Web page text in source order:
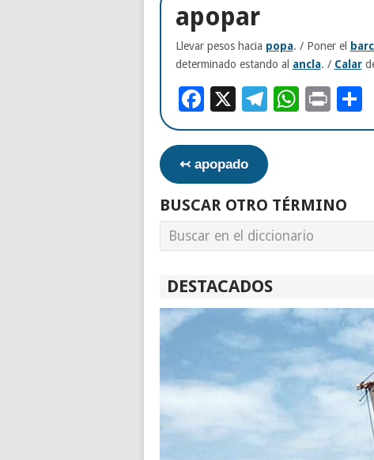
apopar
Llevar pesos hacia popa. / Poner el
determinado estando al ancla. / Calar
Facebook
X Telegram
Print
↢ apopado
BUSCAR OTRO TÉRMINO
DESTACADOS